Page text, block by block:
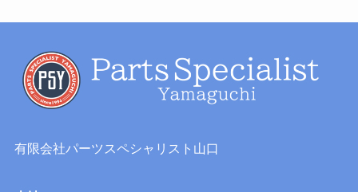
有限会社パーツスペシャリスト山口